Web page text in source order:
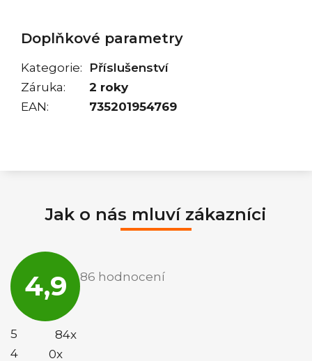
Doplňkové parametry
Kategorie:
Příslušenství
Záruka:
2 roky
EAN: 735201954769
Jak o nás mluví zákazníci
4,9
obchodu
je
86 hodnocení
5
84x
4
0x